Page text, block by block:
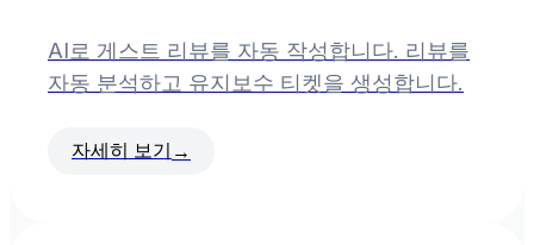
AI로 게스트 리뷰를 자동 작성합니다. 리뷰를
자동 분석하고 유지보수 티켓을 생성합니다.
자세히 보기 →